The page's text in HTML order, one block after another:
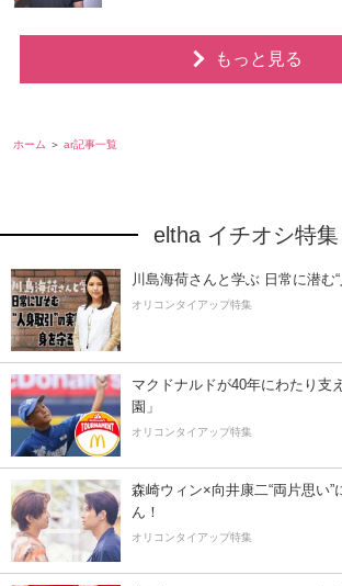
もっと見る
ホーム ar記事一覧
eltha イチオシ特集
川島海荷さんと学ぶ 日常に潜む
オリコンタイアップ特集
マクドナルドが40年にわたり支
園」
オリコンタイアップ特集
森崎ウィン×向井康二“両片思い”
ん！
オリコンタイアップ特集